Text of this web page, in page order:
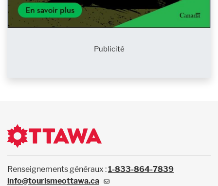
Publicité
Renseignements généraux :1-833-864-7839
info@tourismeottawa.ca